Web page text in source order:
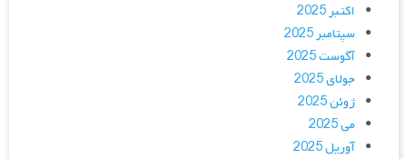
اکتبر 2025
سپتامبر 2025
آگوست 2025
جولای 2025
ژوئن 2025
می 2025
آوریل 2025